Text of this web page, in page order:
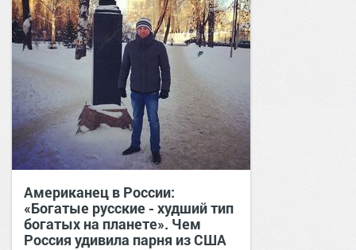
Американец в России:
«Богатые русские - худший тип
богатых на планете». Чем
Россия удивила парня из США